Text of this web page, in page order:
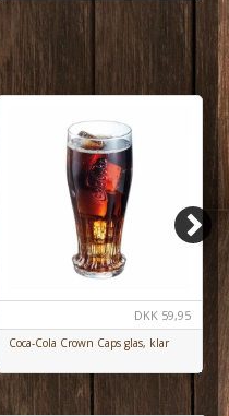
DKK 59,95
Coca-Cola Crown Caps glas, klar